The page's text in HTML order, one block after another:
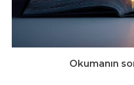
Okumanın